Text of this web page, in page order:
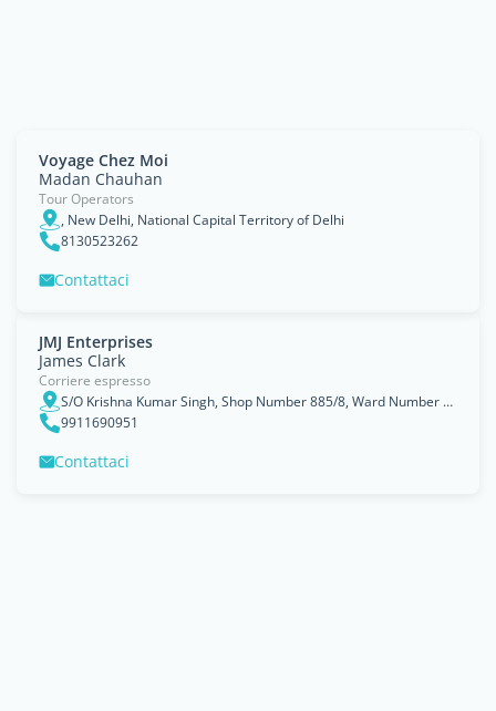
Voyage Chez Moi
Madan Chauhan
Tour Operators
, New Delhi, National Capital Territory of Delhi
8130523262
Contattaci
JMJ Enterprises
James Clark
Corriere espresso
S/O Krishna Kumar Singh, Shop Number 885/8, Ward Number 8, Near Opposite SBI Bank, Mehrauli, 110030
9911690951
Contattaci